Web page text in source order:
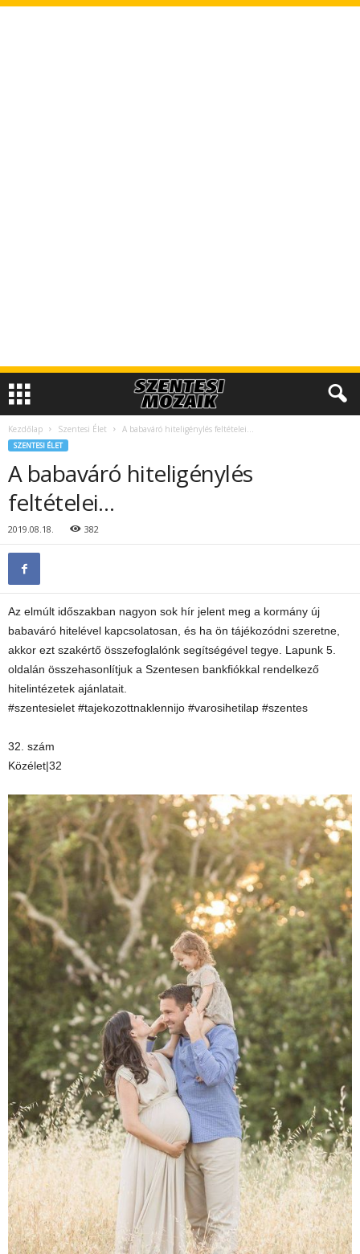
Kezdőlap Szentesi Élet A babaváró hiteligénylés feltételei…
SZENTESI ÉLET
A babaváró hiteligénylés
feltételei…
2019.08.18. 382
Az elmúlt időszakban nagyon sok hír jelent meg a kormány új
babaváró hitelével kapcsolatosan, és ha ön tájékozódni szeretne,
akkor ezt szakértő összefoglalónk segítségével tegye. Lapunk 5.
oldalán összehasonlítjuk a Szentesen bankfiókkal rendelkező
hitelintézetek ajánlatait.
#szentesielet #tajekozottnaklennijo #varosihetilap #szentes
32. szám
Közélet|32